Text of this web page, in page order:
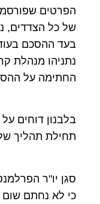
הפרטים
של כל הצדדים,
בעד ההסכם
נתניהו מנהלת
החתימה על
בלבנון דוחים
תחילת תהליך
סגן יו"ר
כי לא נחתם